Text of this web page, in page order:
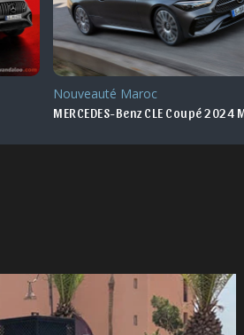
Nouveauté Maroc
MERCEDES-Benz CLE Coupé 2024